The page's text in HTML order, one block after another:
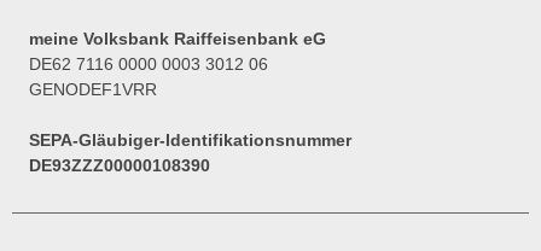
meine Volksbank Raiffeisenbank eG
DE62 7116 0000 0003 3012 06
GENODEF1VRR
SEPA-Gläubiger-Identifikationsnummer
DE93ZZZ00000108390